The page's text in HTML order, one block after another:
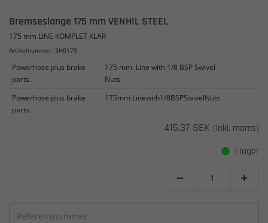
Bremseslange 175 mm VENHIL STEEL
175 mm LINE KOMPLET KLAR
Artikelnummer: 3H0175
Powerhose plus brake
parts.
175 mm. Line with 1/8 BSP Swivel
Nuts
Powerhose plus brake
parts.
175mm.Linewith1/8BSPSwivelNuts
415,37 SEK (inkl. moms)
I lager
 